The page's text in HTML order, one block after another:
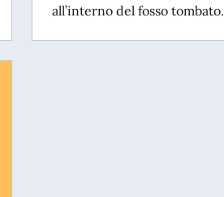
all’interno del fosso tombato.